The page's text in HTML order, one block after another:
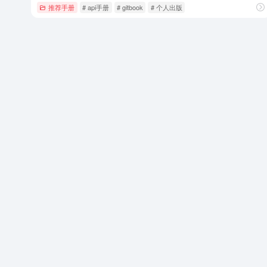
推荐手册 # api手册 # gitbook # 个人出版